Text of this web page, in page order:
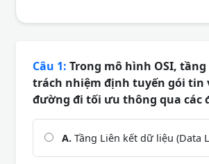
Câu 1: Trong mô hình OSI,
trách nhiệm định tuyến gói tin
đường đi tối ưu thông qua các
A. Tầng Liên kết dữ liệu (Data